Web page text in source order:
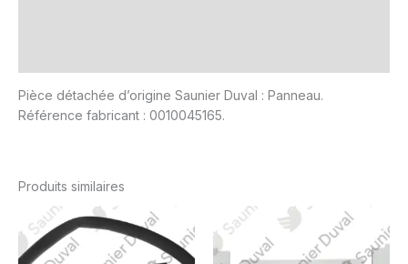
Pièce détachée d’origine Saunier Duval : Panneau.
Référence fabricant : 0010045165.
Produits similaires